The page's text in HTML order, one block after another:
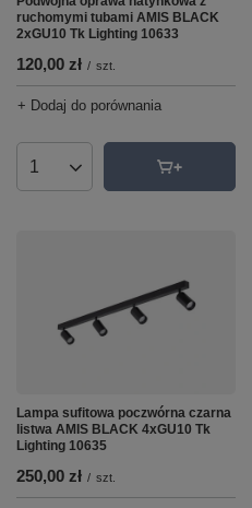
ruchomymi tubami AMIS BLACK
2xGU10 Tk Lighting 10633
120,00 zł / szt.
+ Dodaj do porównania
Ilość produktów
Lampa sufitowa poczwórna czarna
listwa AMIS BLACK 4xGU10 Tk
Lighting 10635
250,00 zł / szt.